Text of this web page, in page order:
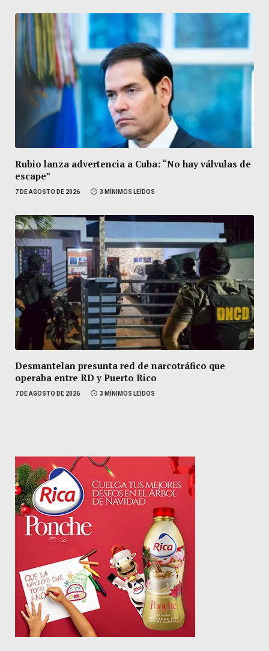
Rubio lanza advertencia a Cuba: “No hay válvulas de
escape”
7 DE AGOSTO DE 2026 3 MÍNIMOS LEÍDOS
Desmantelan presunta red de narcotráfico que
operaba entre RD y Puerto Rico
7 DE AGOSTO DE 2026 3 MÍNIMOS LEÍDOS